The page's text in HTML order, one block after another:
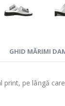
pe lângă
GHID MĂRIMI